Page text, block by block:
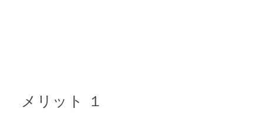
メリット １